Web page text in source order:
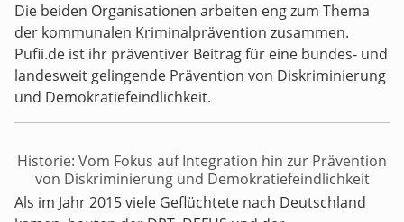
Die beiden Organisationen arbeiten eng zum Thema
der kommunalen Kriminalprävention zusammen.
Pufii.de ist ihr präventiver Beitrag für eine bundes- und
landesweit gelingende Prävention von Diskriminierung
und Demokratiefeindlichkeit.
Historie: Vom Fokus auf Integration hin zur Prävention
von Diskriminierung und Demokratiefeindlichkeit
Als im Jahr 2015 viele Geflüchtete nach Deutschland